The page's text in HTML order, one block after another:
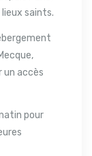
saints.
un accès
pour